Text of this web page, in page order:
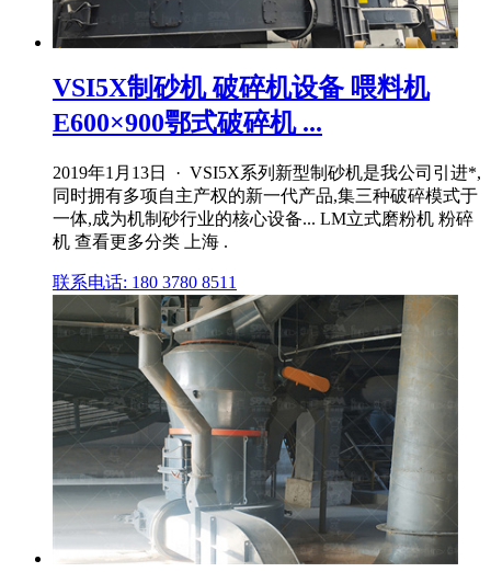
VSI5X制砂机 破碎机设备 喂料机
E600×900鄂式破碎机 ...
2019年1月13日 · VSI5X系列新型制砂机是我公司引进*,
同时拥有多项自主产权的新一代产品,集三种破碎模式于
一体,成为机制砂行业的核心设备... LM立式磨粉机 粉碎
机 查看更多分类 上海 .
联系电话: 180 3780 8511